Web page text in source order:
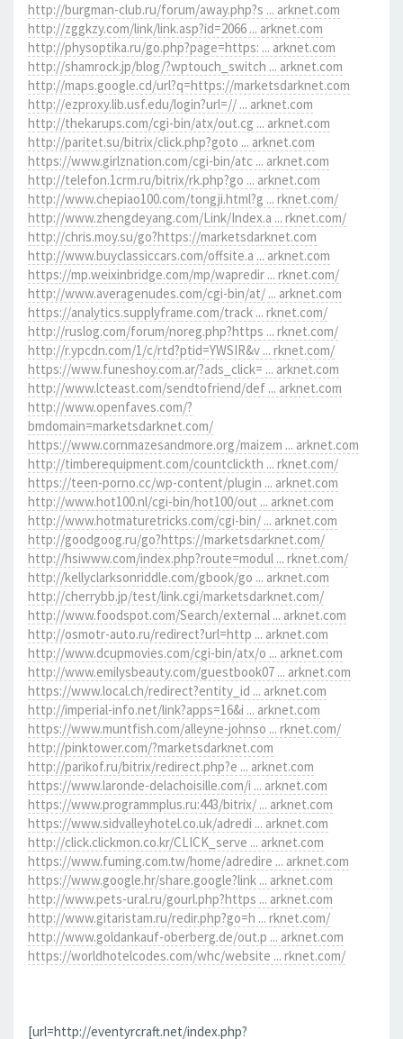
http://burgman-club.ru/forum/away.php?s ... arknet.com
http://zggkzy.com/link/link.asp?id=2066 ... arknet.com
http://physoptika.ru/go.php?page=https: ... arknet.com
http://shamrock.jp/blog/?wptouch_switch ... arknet.com
http://maps.google.cd/url?q=https://marketsdarknet.com
http://ezproxy.lib.usf.edu/login?url=// ... arknet.com
http://thekarups.com/cgi-bin/atx/out.cg ... arknet.com
http://paritet.su/bitrix/click.php?goto ... arknet.com
https://www.girlznation.com/cgi-bin/atc ... arknet.com
http://telefon.1crm.ru/bitrix/rk.php?go ... arknet.com
http://www.chepiao100.com/tongji.html?g ... rknet.com/
http://www.zhengdeyang.com/Link/Index.a ... rknet.com/
http://chris.moy.su/go?https://marketsdarknet.com
http://www.buyclassiccars.com/offsite.a ... arknet.com
https://mp.weixinbridge.com/mp/wapredir ... rknet.com/
http://www.averagenudes.com/cgi-bin/at/ ... arknet.com
https://analytics.supplyframe.com/track ... rknet.com/
http://ruslog.com/forum/noreg.php?https ... rknet.com/
http://r.ypcdn.com/1/c/rtd?ptid=YWSIR&v ... rknet.com/
https://www.funeshoy.com.ar/?ads_click= ... arknet.com
http://www.lcteast.com/sendtofriend/def ... arknet.com
http://www.openfaves.com/?
bmdomain=marketsdarknet.com/
https://www.cornmazesandmore.org/maizem ... arknet.com
http://timberequipment.com/countclickth ... rknet.com/
https://teen-porno.cc/wp-content/plugin ... arknet.com
http://www.hot100.nl/cgi-bin/hot100/out ... arknet.com
http://www.hotmaturetricks.com/cgi-bin/ ... arknet.com
http://goodgoog.ru/go?https://marketsdarknet.com/
http://hsiwww.com/index.php?route=modul ... rknet.com/
http://kellyclarksonriddle.com/gbook/go ... arknet.com
http://cherrybb.jp/test/link.cgi/marketsdarknet.com/
http://www.foodspot.com/Search/external ... arknet.com
http://osmotr-auto.ru/redirect?url=http ... arknet.com
http://www.dcupmovies.com/cgi-bin/atx/o ... arknet.com
http://www.emilysbeauty.com/guestbook07 ... arknet.com
https://www.local.ch/redirect?entity_id ... arknet.com
http://imperial-info.net/link?apps=16&i ... arknet.com
https://www.muntfish.com/alleyne-johnso ... rknet.com/
http://pinktower.com/?marketsdarknet.com
http://parikof.ru/bitrix/redirect.php?e ... arknet.com
https://www.laronde-delachoisille.com/i ... arknet.com
https://www.programmplus.ru:443/bitrix/ ... arknet.com
https://www.sidvalleyhotel.co.uk/adredi ... arknet.com
http://click.clickmon.co.kr/CLICK_serve ... arknet.com
https://www.fuming.com.tw/home/adredire ... arknet.com
https://www.google.hr/share.google?link ... arknet.com
http://www.pets-ural.ru/gourl.php?https ... arknet.com
http://www.gitaristam.ru/redir.php?go=h ... rknet.com/
http://www.goldankauf-oberberg.de/out.p ... arknet.com
https://worldhotelcodes.com/whc/website ... rknet.com/
[url=http://eventyrcraft.net/index.php?